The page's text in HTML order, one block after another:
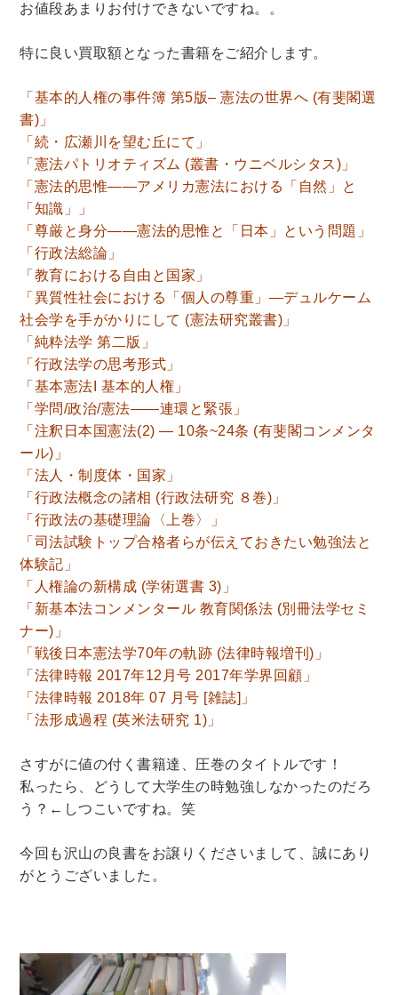
書道
インテリアデザイン・建築デザイン
日本の伝統文化
東洋の建築
理工書関係
科学書・工学書・コンピュータ書籍
宇宙学・天文学 工学書 数学書
海洋学
物理学
生物・バイオテクノロジー
農学
金属・鉱学
電気・通信
IT・テクノロジー・コンピュータ
エネルギー
他理工書
化学
医学書・東洋医学書
歯学書・歯科衛生士 看護学書
眼科学
精神医学書
針灸・漢方
リハビリテーション医学
伝統医学・東洋医学
基礎医学
小児科学
整形外科学
暮らし・趣味・実用書他
暮らしと健康
ガーデニング
クッキング・レシピ本・グルメ
住まい・インテリア
占い
手芸・クラフト
美容・着物・ファッション
自転車・サイクリング 釣り
キャンプ
他スポーツ
登山・ハイキング・クライミング
資格検定・辞書辞典
公務員・教員採用試験
法律・ビジネス・事務資格関連
食品・衛生・福祉
お値段あまりお付けできないですね。。
特に良い買取額となった書籍をご紹介します。
「基本的人権の事件簿 第5版– 憲法の世界へ (有斐閣選
書)」
「続・広瀬川を望む丘にて」
「憲法パトリオティズム (叢書・ウニベルシタス)」
「憲法的思惟――アメリカ憲法における「自然」と
「知識」」
「尊厳と身分――憲法的思惟と「日本」という問題」
「行政法総論」
「教育における自由と国家」
「異質性社会における「個人の尊重」―デュルケーム
社会学を手がかりにして (憲法研究叢書)」
「純粋法学 第二版」
「行政法学の思考形式」
「基本憲法I 基本的人権」
「学問/政治/憲法――連環と緊張」
「注釈日本国憲法(2) — 10条~24条 (有斐閣コンメンタ
ール)」
「法人・制度体・国家」
「行政法概念の諸相 (行政法研究 ８巻)」
「行政法の基礎理論〈上巻〉」
「司法試験トップ合格者らが伝えておきたい勉強法と
体験記」
「人権論の新構成 (学術選書 3)」
「新基本法コンメンタール 教育関係法 (別冊法学セミ
ナー)」
「戦後日本憲法学70年の軌跡 (法律時報増刊)」
「法律時報 2017年12月号 2017年学界回顧」
「法律時報 2018年 07 月号 [雑誌]」
「法形成過程 (英米法研究 1)」
さすがに値の付く書籍達、圧巻のタイトルです！
私ったら、どうして大学生の時勉強しなかったのだろ
う？←しつこいですね。笑
今回も沢山の良書をお譲りくださいまして、誠にあり
がとうございました。